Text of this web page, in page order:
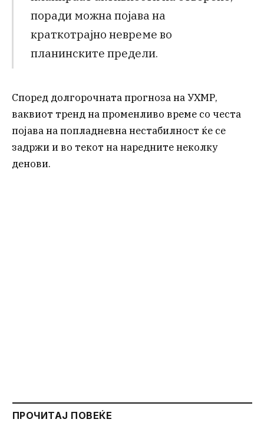
поради можна појава на
краткотрајно невреме во
планинските предели.
Според долгорочната прогноза на УХМР,
ваквиот тренд на променливо време со честа
појава на попладневна нестабилност ќе се
задржи и во текот на наредните неколку
денови.
ПРОЧИТАЈ ПОВЕЌЕ